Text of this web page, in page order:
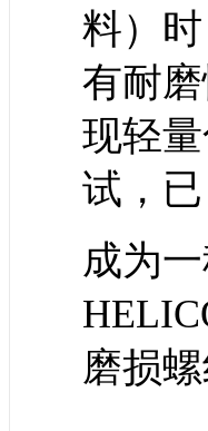
料）
有耐
现轻
试，已
成为
磨损